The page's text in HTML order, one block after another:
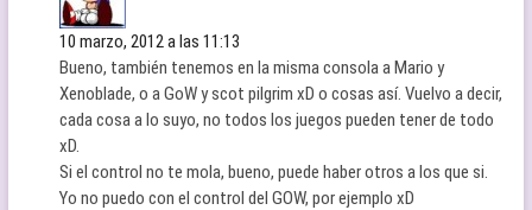
10 marzo, 2012 a las 11:13
Bueno, también tenemos en la misma consola a Mario y
Xenoblade, o a GoW y scot pilgrim xD o cosas así. Vuelvo a decir,
cada cosa a lo suyo, no todos los juegos pueden tener de todo
xD.
Si el control no te mola, bueno, puede haber otros a los que si.
Yo no puedo con el control del GOW, por ejemplo xD